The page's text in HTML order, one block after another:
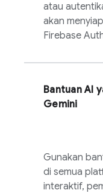
atau
akan
Firebase
Bantuan AI
Gemini
Gunakan
di semua
interaktif,